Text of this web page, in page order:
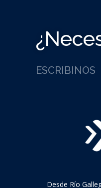
ESCRIBINOS
Desde Río